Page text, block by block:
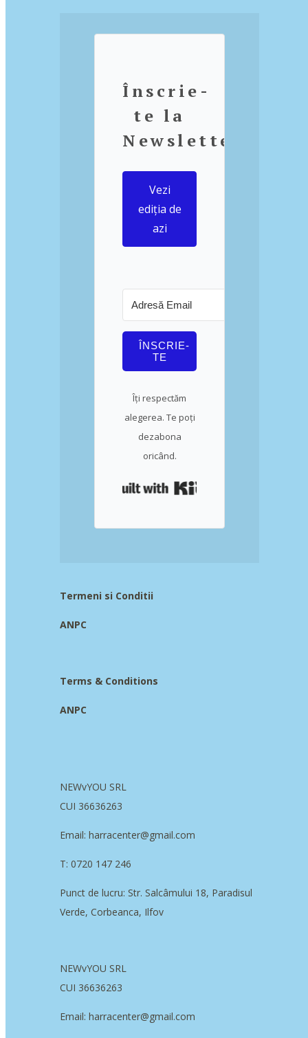
Înscrie-
te la
Newsletter
Vezi
ediția de
azi
ÎNSCRIE-
TE
Îți respectăm
alegerea. Te poți
dezabona
oricând.
Termeni si Conditii
ANPC
Terms & Conditions
ANPC
NEWvYOU SRL
CUI 36636263
Email: harracenter@gmail.com
T: 0720 147 246
Punct de lucru: Str. Salcâmului 18, Paradisul
Verde, Corbeanca, Ilfov
NEWvYOU SRL
CUI 36636263
Email: harracenter@gmail.com